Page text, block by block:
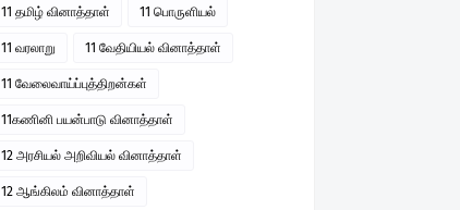
11 தமிழ் வினாத்தாள் 11 பொருளியல்
11 வரலாறு 11 வேதியியல் வினாத்தாள்
11 வேலைவாய்ப்புத்திறன்கள்
11கணினி பயன்பாடு வினாத்தாள்
12 அரசியல் அறிவியல் வினாத்தாள்
12 ஆங்கிலம் வினாத்தாள்